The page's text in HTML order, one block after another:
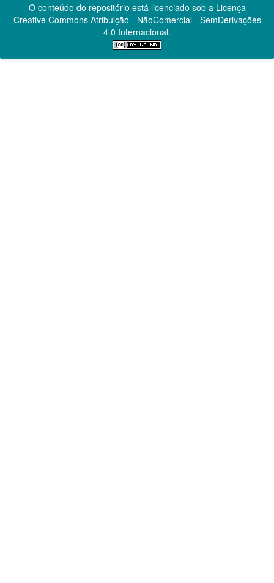
O conteúdo do repositório está licenciado sob a Licença
Creative CommonsAtribuição - NãoComercial - SemDerivações
4.0 Internacional.